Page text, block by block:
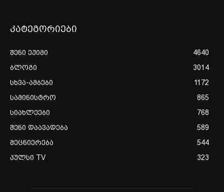
კატეგორიები
შენი ექიმი
4640
ბლოგი
3014
სხვა-ამბები
1172
სამინისტრო
865
სიახლეები
768
შენი დაავადება
589
მეცნიერება
544
პულსი TV
323